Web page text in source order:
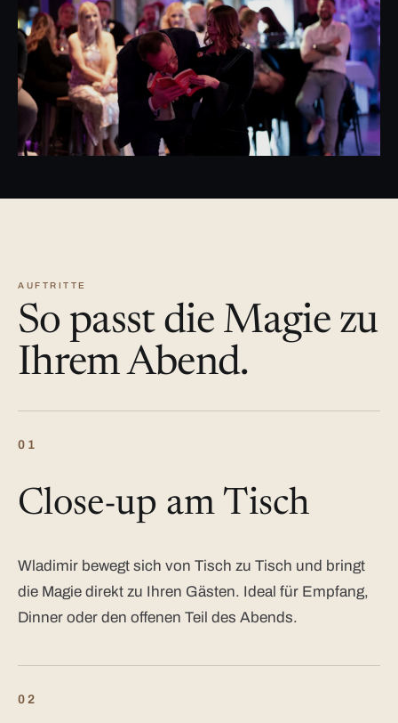
AUFTRITTE
So passt die Magie zu
Ihrem Abend.
01
Close-up am Tisch
Wladimir bewegt sich von Tisch zu Tisch und bringt
die Magie direkt zu Ihren Gästen. Ideal für Empfang,
Dinner oder den offenen Teil des Abends.
02